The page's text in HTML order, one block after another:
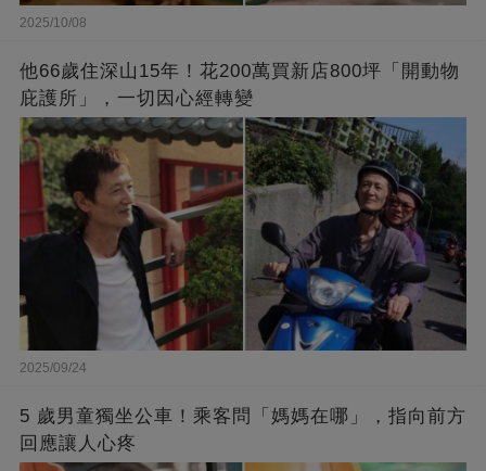
2025/10/08
他66歲住深山15年！花200萬買新店800坪「開動物
庇護所」，一切因心經轉變
2025/09/24
5 歲男童獨坐公車！乘客問「媽媽在哪」，指向前方
回應讓人心疼